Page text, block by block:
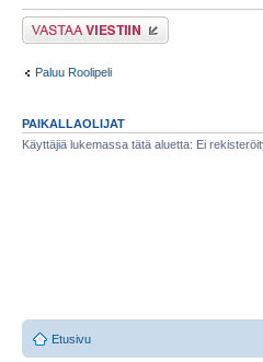
Lähetä vastaus
Paluu Roolipeli
PAIKALLAOLIJAT
Käyttäjiä lukemassa tätä aluetta: Ei
Etusivu